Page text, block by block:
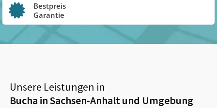
Bestpreis
Garantie
Unsere Leistungen in
Bucha in Sachsen-Anhaltund Umgebung